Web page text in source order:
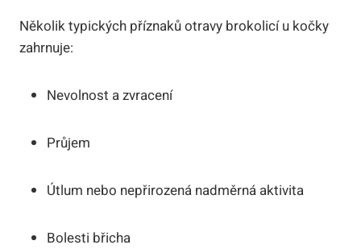
Několik typických příznaků otravy brokolicí u kočky
zahrnuje:
Nevolnost a zvracení
Průjem
Útlum nebo nepřirozená nadměrná aktivita
Bolesti břicha